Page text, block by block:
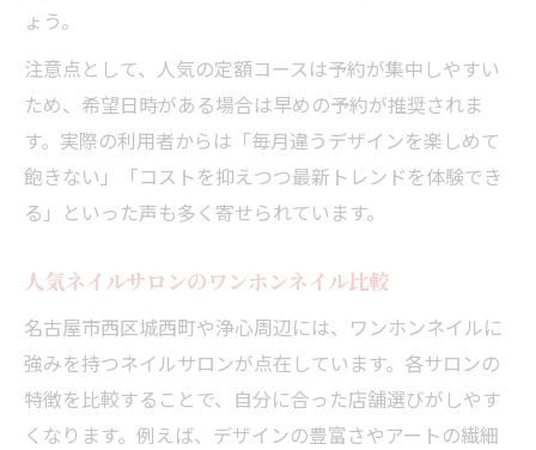
ょう。
注意点として、人気の定額コースは予約が集中しやすい
ため、希望日時がある場合は早めの予約が推奨されま
す。実際の利用者からは「毎月違うデザインを楽しめて
飽きない」「コストを抑えつつ最新トレンドを体験でき
る」といった声も多く寄せられています。
人気ネイルサロンのワンホンネイル比較
名古屋市西区城西町や浄心周辺には、ワンホンネイルに
強みを持つネイルサロンが点在しています。各サロンの
特徴を比較することで、自分に合った店舗選びがしやす
くなります。例えば、デザインの豊富さやアートの繊細